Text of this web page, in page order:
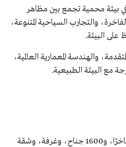
بيئة محمية تجمع بين مظاهر
والتجارب السياحية المتنوعة،
على البيئة.
والهندسة المعمارية العالمية،
مع البيئة الطبيعية.
يضم مشروع مقنا 15 فندقًا فاخرًا، و1600 جناح، وغرفة، وشقة